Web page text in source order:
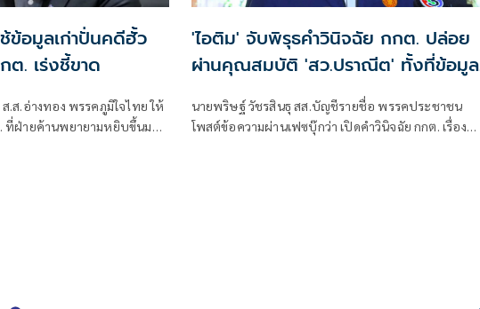
ข้อมูลเก่าปั่นคดีฮั้ว
. เร่งชี้ขาด
.ส.อ่างทอง พรรคภูมิใจไทย ให้
ที่ฝ่ายค้านพยายามหยิบขึ้นมา
'ไอติม' จับพิรุธคำวินิจฉัย กกต. ปล่อย
ผ่านคุณสมบัติ 'สว.ปราณีต' ทั้งที่ข้อมูล
นายพริษฐ์ วัชรสินธุ สส.บัญชีรายชื่อ พรรคประชาชน
โพสต์ข้อความผ่านเฟซบุ๊กว่า เปิดคำวินิจฉัย กกต. เรื่อง